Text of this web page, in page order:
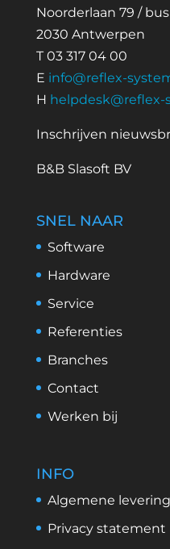
Noorderlaan 79 / bus
2030 Antwerpen
T 03 317 04 00
E info@reflex-
H helpdesk@reflex-
Inschrijven
B&B Slasoft BV
SNEL NAAR
Software
Hardware
Service
Referenties
Branches
Contact
Werken bij
INFO
Algemene
Privacy statement